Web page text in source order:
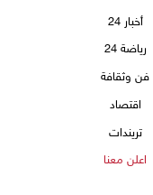
أخبار 24
رياضة 24
فن وثقافة
اقتصاد
تريندات
اعلن معنا